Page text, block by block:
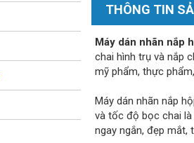
THÔNG TIN
Máy dán nhãn nắp
chai hình trụ và nắp
mỹ phẩm, thực
Máy dán nhãn nắp
và tốc độ bọc chai là
ngay ngắn, đẹp mắt,